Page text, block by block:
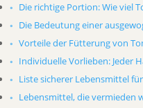
Die richtige Portion: Wie viel
Die Bedeutung einer
Vorteile der Fütterung von
Individuelle Vorlieben: Jeder
Liste sicherer Lebensmittel
Lebensmittel, die vermieden